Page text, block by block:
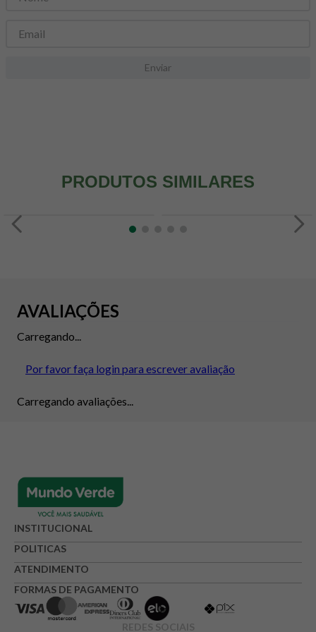
Enviar
PRODUTOS SIMILARES
AVALIAÇÕES
Carregando...
Por favor faça login para escrever avaliação
Carregando avaliações...
INSTITUCIONAL
POLITICAS
ATENDIMENTO
FORMAS DE PAGAMENTO
REDES SOCIAIS
8º snack proteico mundo verde
9 psyllium